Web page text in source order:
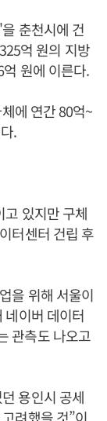
춘천시에 건
억 원의 지방
원에 이른다.
에 연간 80억~
.
고 있지만 구체
터센터 건립 후
을 위해 서울이
네이버 데이터
관측도 나오고
용인시 공세